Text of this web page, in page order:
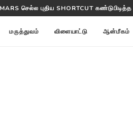
MARS செல்ல புதிய SHORTCUT
மருத்துவம் விளையாட்டு ஆன்மீகம்